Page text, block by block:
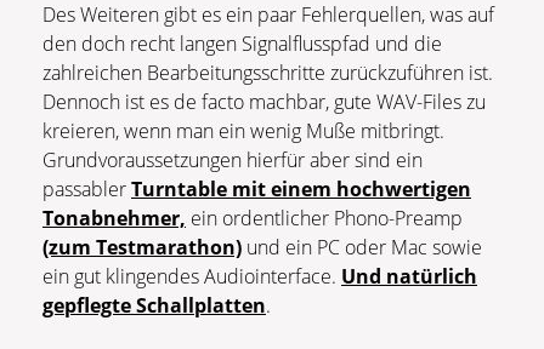
Des Weiteren gibt es ein paar Fehlerquellen, was auf
den doch recht langen Signalflusspfad und die
zahlreichen Bearbeitungsschritte zurückzuführen ist.
Dennoch ist es de facto machbar, gute WAV-Files zu
kreieren, wenn man ein wenig Muße mitbringt.
Grundvoraussetzungen hierfür aber sind ein
passablerTurntable mit einem hochwertigen
Tonabnehmer, ein ordentlicher Phono-Preamp
(zum Testmarathon) und ein PC oder Mac sowie
ein gut klingendes Audiointerface. Und natürlich
gepflegte Schallplatten.